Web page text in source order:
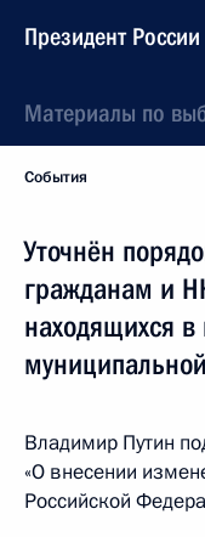
Президент России
Материалы по
События
Уточнён
гражданам и
находящихся в
Владимир Путин
«О внесении
Российской